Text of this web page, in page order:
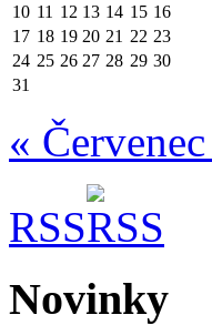
10 11 12 13 14 15 16
17 18 19 20 21 22 23
24 25 26 27 28 29 30
31
«
RSS
Novinky